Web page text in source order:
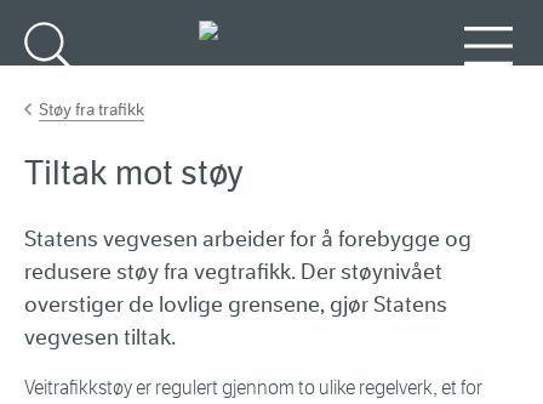
Støy fra trafikk
Tiltak mot støy
Statens vegvesen arbeider for å forebygge og
redusere støy fra vegtrafikk. Der støynivået
overstiger de lovlige grensene, gjør Statens
vegvesen tiltak.
Veitrafikkstøy er regulert gjennom to ulike regelverk, et for